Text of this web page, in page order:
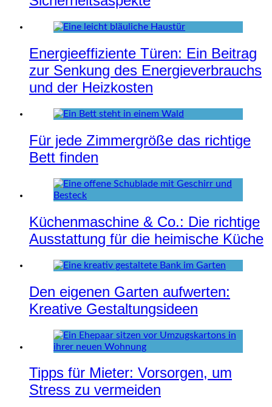
Energieeffiziente Türen: Ein Beitrag
zur Senkung des Energieverbrauchs
und der Heizkosten
Für jede Zimmergröße das richtige
Bett finden
Küchenmaschine & Co.: Die richtige
Ausstattung für die heimische Küche
Den eigenen Garten aufwerten:
Kreative Gestaltungsideen
Tipps für Mieter: Vorsorgen, um
Stress zu vermeiden